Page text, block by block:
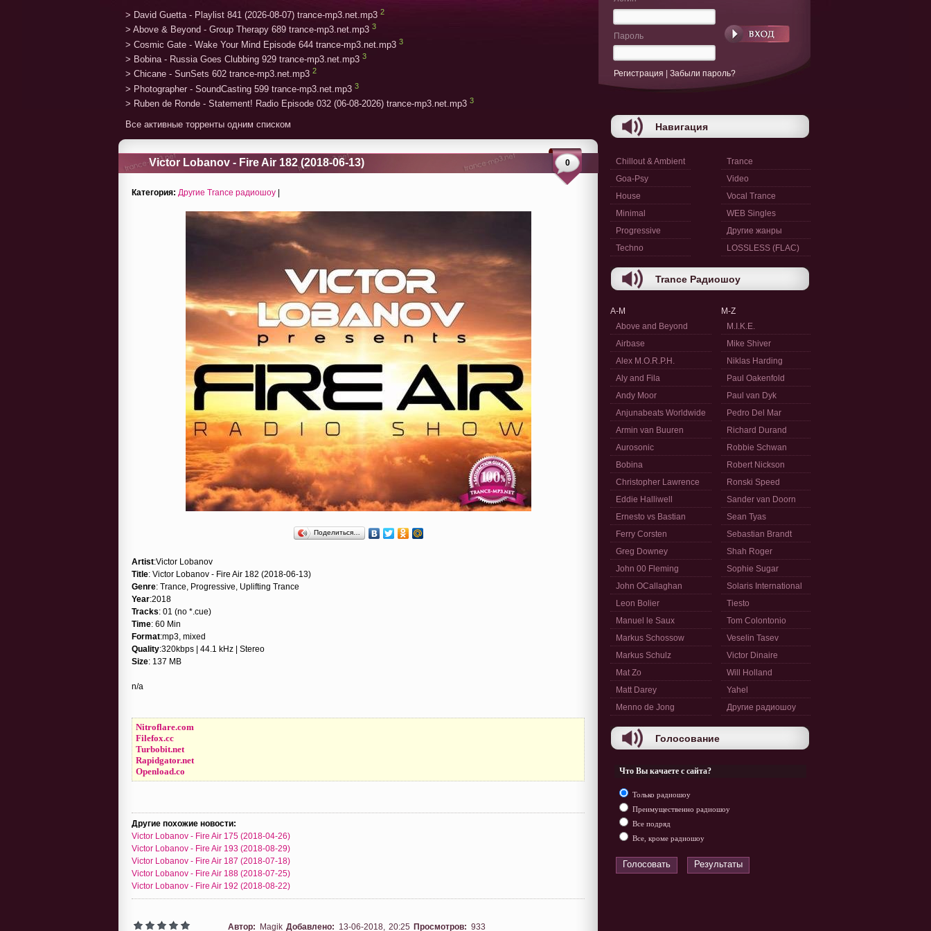
> David Guetta - Playlist 841 (2026-08-07) trance-mp3.net.mp3 2
> Above & Beyond - Group Therapy 689 trance-mp3.net.mp3 3
> Cosmic Gate - Wake Your Mind Episode 644 trance-mp3.net.mp3 3
> Bobina - Russia Goes Clubbing 929 trance-mp3.net.mp3 3
> Chicane - SunSets 602 trance-mp3.net.mp3 2
> Photographer - SoundCasting 599 trance-mp3.net.mp3 3
> Ruben de Ronde - Statement! Radio Episode 032 (06-08-2026) trance-mp3.net.mp3 3
Все активные торренты одним списком
Victor Lobanov - Fire Air 182 (2018-06-13) 0
Категория: Другие Trance радиошоу |
Поделиться…
Artist:Victor Lobanov
Title: Victor Lobanov - Fire Air 182 (2018-06-13)
Genre: Trance, Progressive, Uplifting Trance
Year:2018
Tracks: 01 (no *.cue)
Time: 60 Min
Format:mp3, mixed
Quality:320kbps | 44.1 kHz | Stereo
Size: 137 MB
n/a
Nitroflare.com
Filefox.cc
Turbobit.net
Rapidgator.net
Openload.co
Другие похожие новости:
Victor Lobanov - Fire Air 175 (2018-04-26)
Victor Lobanov - Fire Air 193 (2018-08-29)
Victor Lobanov - Fire Air 187 (2018-07-18)
Victor Lobanov - Fire Air 188 (2018-07-25)
Victor Lobanov - Fire Air 192 (2018-08-22)
Автор: Magik Добавлено: 13-06-2018, 20:25 Просмотров: 933
Пароль
Регистрация Забыли пароль?
Навигация
Chillout & Ambient
Goa-Psy
House
Minimal
Progressive
Techno
Trance
Video
Vocal Trance
WEB Singles
Другие жанры
LOSSLESS (FLAC)
Trance Радиошоу
A-M
Above and Beyond
Airbase
Alex M.O.R.P.H.
Aly and Fila
Andy Moor
Anjunabeats Worldwide
Armin van Buuren
Aurosonic
Bobina
Christopher Lawrence
Eddie Halliwell
Ernesto vs Bastian
Ferry Corsten
Greg Downey
John 00 Fleming
John OCallaghan
Leon Bolier
Manuel le Saux
Markus Schossow
Markus Schulz
Mat Zo
Matt Darey
Menno de Jong
M-Z
M.I.K.E.
Mike Shiver
Niklas Harding
Paul Oakenfold
Paul van Dyk
Pedro Del Mar
Richard Durand
Robbie Schwan
Robert Nickson
Ronski Speed
Sander van Doorn
Sean Tyas
Sebastian Brandt
Shah Roger
Sophie Sugar
Solaris International
Tiesto
Tom Colontonio
Veselin Tasev
Victor Dinaire
Will Holland
Yahel
Другие радиошоу
Голосование
Что Вы качаете с сайта?
Только радиошоу
Преимущественно радиошоу
Все подряд
Все, кроме радиошоу
Голосовать Результаты